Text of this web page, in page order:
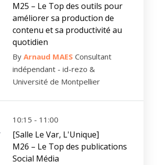
M25 – Le Top des outils pour
améliorer sa production de
contenu et sa productivité au
quotidien
By Arnaud MAES Consultant
indépendant - id-rezo &
Université de Montpellier
10:15 - 11:00
[Salle Le Var, L'Unique]
M26 – Le Top des publications
Social Média